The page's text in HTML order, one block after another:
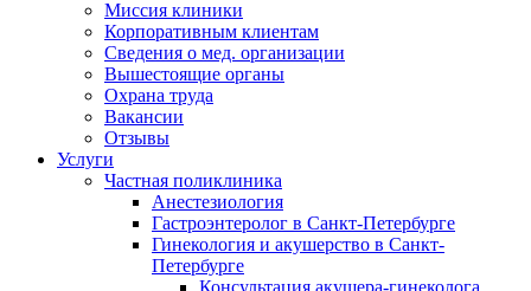
Миссия клиники
Корпоративным клиентам
Сведения о мед. организации
Вышестоящие органы
Охрана труда
Вакансии
Отзывы
Услуги
Частная поликлиника
Анестезиология
Гастроэнтеролог в Санкт-Петербурге
Гинекология и акушерство в Санкт-
Петербурге
Консультация акушера-гинеколога